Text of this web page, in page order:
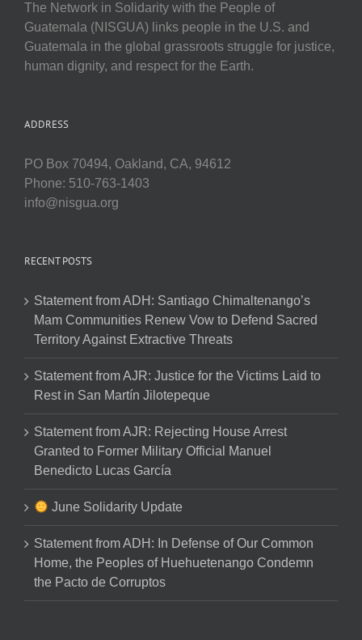
The Network in Solidarity with the People of
Guatemala (NISGUA) links people in the U.S. and
Guatemala in the global grassroots struggle for justice,
human dignity, and respect for the Earth.
ADDRESS
PO Box 70494, Oakland, CA, 94612
Phone: 510-763-1403
info@nisgua.org
RECENT POSTS
Statement from ADH: Santiago Chimaltenango’s
Mam Communities Renew Vow to Defend Sacred
Territory Against Extractive Threats
Statement from AJR: Justice for the Victims Laid to
Rest in San Martín Jilotepeque
Statement from AJR: Rejecting House Arrest
Granted to Former Military Official Manuel
Benedicto Lucas García
June Solidarity Update
Statement from ADH: In Defense of Our Common
Home, the Peoples of Huehuetenango Condemn
the Pacto de Corruptos